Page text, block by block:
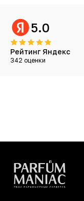
5.0
Рейтинг Яндекс
342 оценки